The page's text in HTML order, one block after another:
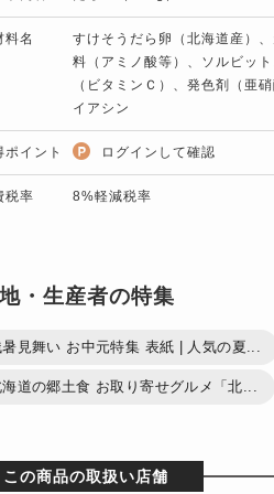
料名
すけそうだら卵（北海道産）
料（アミノ酸等）、ソルビッ
（ビタミンＣ）、発色剤（亜
イアシン
ポイント ログインして確認
税率 8%軽減税率
・生産者の特集
見舞い お中元特集 表紙 | 人気の夏...
道の郷土食 お取り寄せグルメ「北...
この商品の取扱い店舗